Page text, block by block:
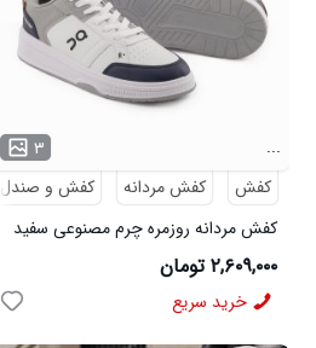
۳
...
کفش
کفش مردانه
کفش و صندل
کفش مردانه روزمره چرم مصنوعی سفید
سرمه ای On Running مدل 50918
۲,۶۰۹,۰۰۰ تومان
خرید سریع